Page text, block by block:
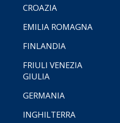
CROAZIA
EMILIA ROMAGNA
FINLANDIA
FRIULI VENEZIA
GIULIA
GERMANIA
INGHILTERRA